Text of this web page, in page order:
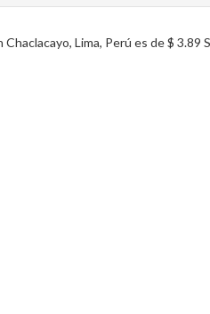
Lima, Perú es de $ 3.89